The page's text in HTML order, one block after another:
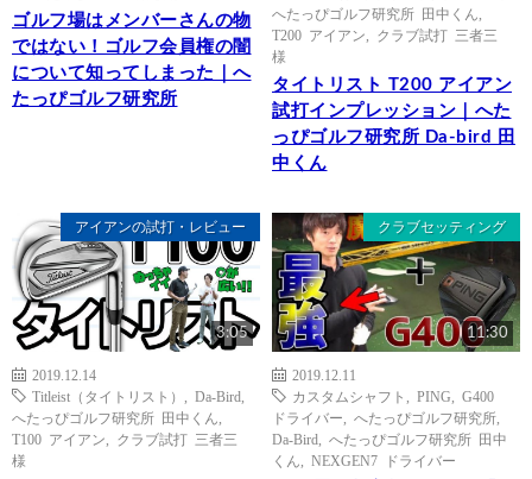
ゴルフ場はメンバーさんの物
ではない！ゴルフ会員権の闇
について知ってしまった｜へ
たっぴゴルフ研究所
へたっぴゴルフ研究所 田中くん
T200 アイアン
クラブ試打 三者三
様
タイトリスト T200 アイアン
試打インプレッション｜へた
っぴゴルフ研究所 Da-bird 田
中くん
アイアンの試打・レビュー
3:05
2019.12.14
Titleist（タイトリスト）
Da-Bird
へたっぴゴルフ研究所 田中くん
T100 アイアン
クラブ試打 三者三
様
クラブセッティング
11:30
2019.12.11
カスタムシャフト
PING
G400
ドライバー
へたっぴゴルフ研究所
Da-Bird
へたっぴゴルフ研究所 田中
くん
NEXGEN7 ドライバー